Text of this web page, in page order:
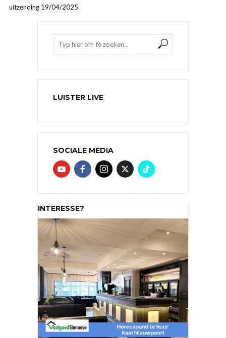
uitzending 19/04/2025
LUISTER LIVE
SOCIALE MEDIA
INTERESSE?